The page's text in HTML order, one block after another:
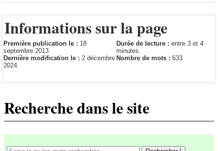
Informations sur la page
Première publication le : 18
septembre 2013
Durée de lecture : entre 3 et 4
minutes.
Dernière modification le : 2 décembre
2024
Nombre de mots : 633
Recherche dans le site